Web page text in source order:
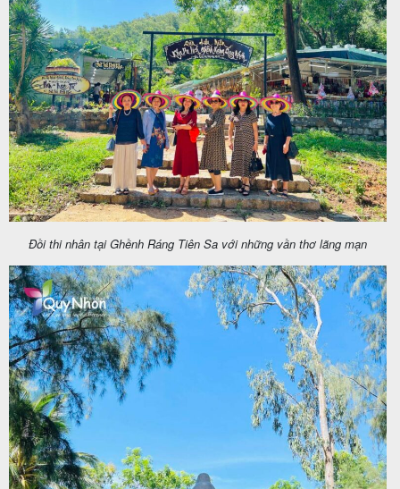
hệ
Đồi thi nhân tại Ghềnh Ráng Tiên Sa với những vần thơ lãng mạn